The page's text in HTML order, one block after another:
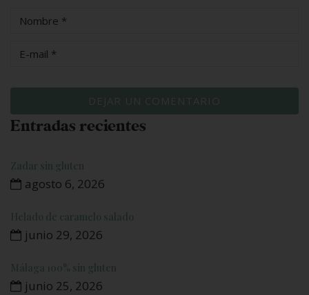
Entradas recientes
Zadar sin gluten
agosto 6, 2026
Helado de caramelo salado
junio 29, 2026
Málaga 100% sin gluten
junio 25, 2026